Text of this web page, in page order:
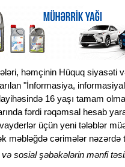
həmçinin Hüquq siyasəti
"İnformasiya,
16 yaşı tamam
fərdi rəqəmsal hesab
üçün yeni tələblər
məbləğdə cərimələr nəzərdə
və sosial şəbəkələrin mənfi